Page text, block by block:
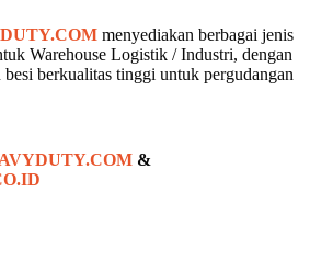
menyediakan berbagai jenis
Warehouse Logistik / Industri, dengan
berkualitas tinggi untuk pergudangan
&